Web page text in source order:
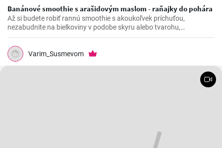
Banánové smoothie s arašidovým maslom - raňajky do pohára
Až si budete robiť rannú smoothie s akoukoľvek príchuťou,
nezabudnite na bielkoviny v podobe skyru alebo tvarohu,
komplexné sacharidy vo forme vločiek a tiež na vlákninu, ktorú
obsahuje čakankový sirup alebo chia semienka.
Varim_Susmevom